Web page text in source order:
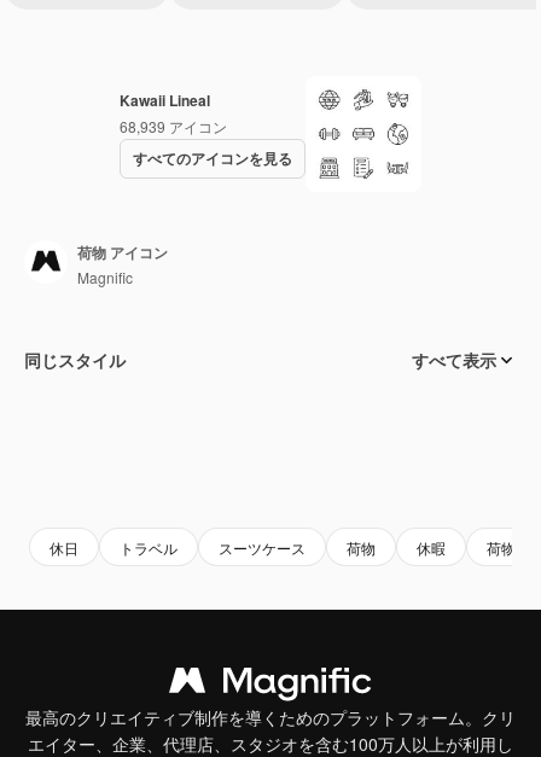
Kawaii Lineal
68,939 アイコン
すべてのアイコンを見る
荷物 アイコン
Magnific
同じスタイル すべて表示
休日 トラベル スーツケース 荷物 休暇 荷物
最高のクリエイティブ制作を導くためのプラットフォーム。クリ
エイター、企業、代理店、スタジオを含む100万人以上が利用し